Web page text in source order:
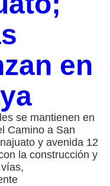
en
se mantienen en
Camino a San
y avenida 12
la construcción y